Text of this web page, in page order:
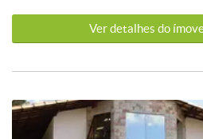
CONSTRUIR! **Observação
permuta por Apartamento em Nova
Ver detalhes do